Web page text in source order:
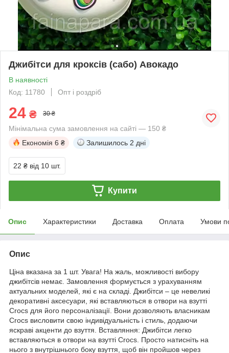
Джибітси для кроксів (сабо) Авокадо
В наявності
Код: 11780
Опт і роздріб
24 ₴ 30 ₴
Мінімальна сума замовлення на сайті — 150 ₴
Економія 6 ₴ Залишилось 2 дні
22 ₴ від 10 шт.
Купити
Опис Характеристики Доставка Оплата Умови
Опис
Ціна вказана за 1 шт. Увага! На жаль, можливості вибору
джибітсів немає. Замовлення формується з урахуванням
актуальних моделей, які є на складі. Джибітси – це невеликі
декоративні аксесуари, які вставляються в отвори на взутті
Crocs для його персоналізації. Вони дозволяють власникам
Crocs висловити свою індивідуальність і стиль, додаючи
яскраві акценти до взуття. Вставляння: Джибітси легко
вставляються в отвори на взутті Crocs. Просто натисніть на
нього з внутрішнього боку взуття, щоб він пройшов через